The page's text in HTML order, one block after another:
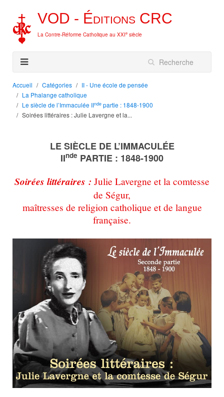
VOD - Éditions CRC
La Contre-Réforme Catholique au XXIe siècle
Accueil Catégories
II - Une école de pensée
La Phalange catholique
Le siècle de l’Immaculée IInde partie : 1848-1900
Soirées littéraires : Julie Lavergne et la...
LE SIÈCLE DE L’IMMACULÉE
IInde PARTIE : 1848-1900
Soirées littéraires : Julie Lavergne et la comtesse
de Ségur,
maîtresses de religion catholique et de langue
française.